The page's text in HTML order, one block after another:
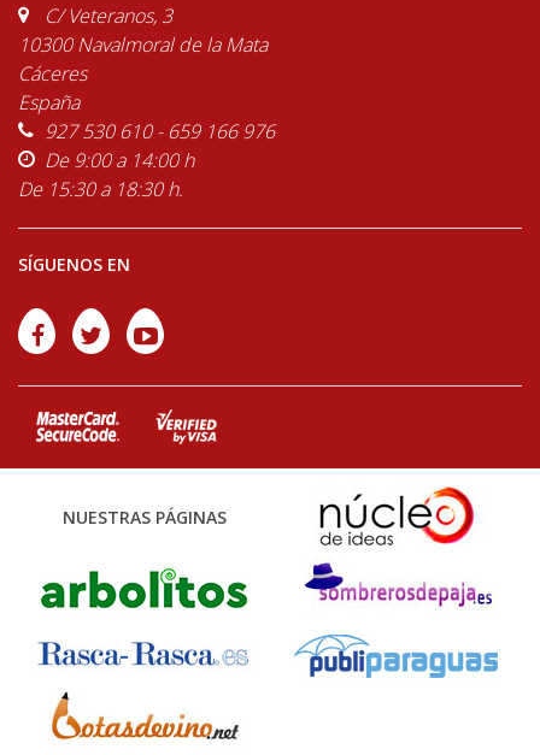
C/ Veteranos, 3
10300 Navalmoral de la Mata
Cáceres
España
927 530 610 - 659 166 976
De 9:00 a 14:00 h
De 15:30 a 18:30 h.
SÍGUENOS EN
NUESTRAS PÁGINAS